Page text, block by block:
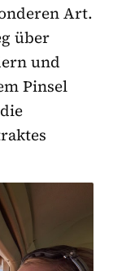
Art.
über
und
Pinsel